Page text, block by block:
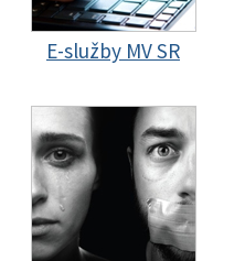
E-služby MV SR